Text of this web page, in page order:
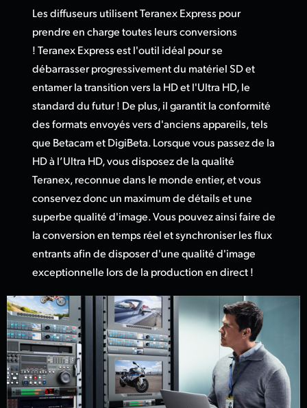
Les diffuseurs utilisent Teranex Express pour
prendre en charge toutes leurs conversions
! Teranex Express est l'outil idéal pour se
débarrasser progressivement du matériel SD et
entamer la transition vers la HD et l'Ultra HD, le
standard du futur ! De plus, il garantit la conformité
des formats envoyés vers d'anciens appareils, tels
que Betacam et DigiBeta. Lorsque vous passez de la
HD à l’Ultra HD, vous disposez de la qualité
Teranex, reconnue dans le monde entier, et vous
conservez donc un maximum de détails et une
superbe qualité d'image. Vous pouvez ainsi faire de
la conversion en temps réel et synchroniser les flux
entrants afin de disposer d'une qualité d'image
exceptionnelle lors de la production en direct !